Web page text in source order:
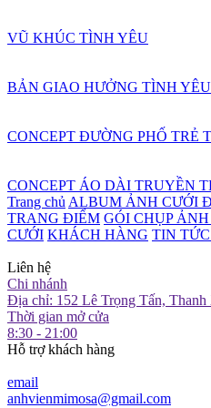
VŨ KHÚC TÌNH YÊU
BẢN GIAO HƯỞNG TÌNH YÊU
CONCEPT ĐƯỜNG PHỐ TRẺ
CONCEPT ÁO DÀI TRUYỀN
Trang chủ ALBUM ẢNH CƯỚI
TRANG ĐIỂM GÓI CHỤP
CƯỚI KHÁCH HÀNG TIN
Liên hệ
Chi nhánh
Địa chỉ: 152 Lê Trọng Tấn,
Thời gian mở cửa
8:30 - 21:00
Hỗ trợ khách hàng
email
anhvienmimosa@gmail.com